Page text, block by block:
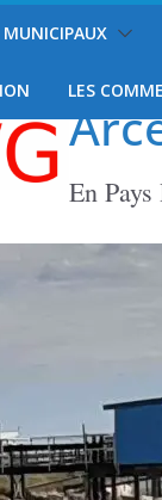
En Pays
LES